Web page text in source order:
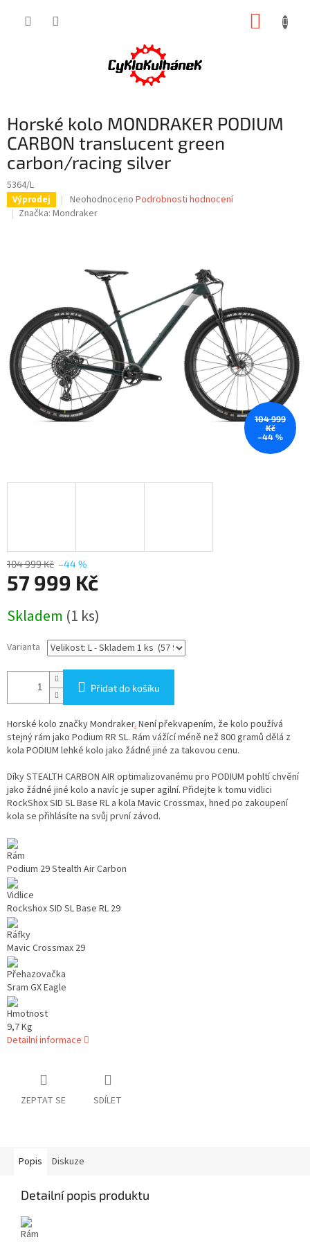
Horské kolo MONDRAKER PODIUM
CARBON translucent green
carbon/racing silver
5364/L
Výprodej
Průměrné
hodnocení
hvězdiček.
Neohodnoceno Podrobnosti hodnocení
Značka: Mondraker
104 999
Kč
–44 %
104 999 Kč –44 %
57 999 Kč
cena:
Skladem (1 ks)
Varianta
Přidat do košíku
Horské kolo značky Mondraker.Není překvapením, že kolo používá
stejný rám jako Podium RR SL. Rám vážící méně než 800 gramů dělá z
kola PODIUM lehké kolo jako žádné jiné za takovou cenu.
Díky STEALTH CARBON AIR optimalizovanému pro PODIUM pohltí chvění
jako žádné jiné kolo a navíc je super agilní. Přidejte k tomu vidlici
RockShox SID SL Base RL a kola Mavic Crossmax, hned po zakoupení
kola se přihlásíte na svůj první závod.
Rám
Podium 29 Stealth Air Carbon
Vidlice
Rockshox SID SL Base RL 29
Ráfky
Mavic Crossmax 29
Přehazovačka
Sram GX Eagle
Hmotnost
9,7 Kg
Detailní informace
ZEPTAT SE SDÍLET
Popis Diskuze
Detailní popis produktu
Rám